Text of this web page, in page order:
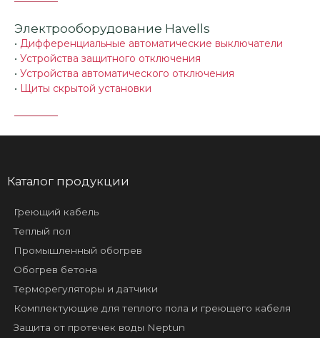
Электрооборудование Havells
• Дифференциальные автоматические выключатели
• Устройства защитного отключения
• Устройства автоматического отключения
• Щиты скрытой установки
Каталог продукции
Греющий кабель
Теплый пол
Промышленный обогрев
Обогрев бетона
Терморегуляторы и датчики
Комплектующие для теплого пола и греющего кабеля
Защита от протечек воды Neptun